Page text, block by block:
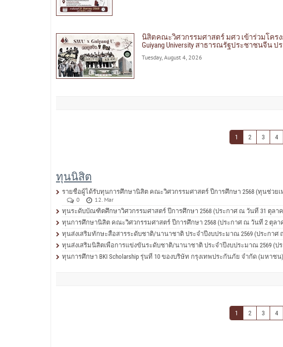
นิสิตคณะวิศวกรรมศาสตร์ มศว เข้าร่วมโค
Guiyang University สาธารณรัฐประชาชนจีน ป
Tuesday, August 4, 2026
1 2 3 4
ทุนนิสิต
รายชื่อผู้ได้รับทุนการศึกษานิสิต คณะวิศวกรรมศาสตร์ ปีการศึกษา 2568 (ทุนช่วย
0
12. Mar
ทุนระดับบัณฑิตศึกษาวิศวกรรมศาสตร์ ปีการศึกษา 2568 (ประกาศ ณ วันที่ 31 ตุลาค
ทุนการศึกษานิสิต คณะวิศวกรรมศาสตร์ ปีการศึกษา 2568 (ประกาศ ณ วันที่ 2 ตุลา
ทุนส่งเสริมทักษะสื่อสารระดับชาติ/นานาชาติ ประจำปีงบประมาณ 2569 (ประกาศ
ทุนส่งเสริมนิสิตเพื่อการแข่งขันระดับชาติ/นานาชาติ ประจำปีงบประมาณ 2569 (ป
ทุนการศึกษา BKI Scholarship รุ่นที่ 10 ของบริษัท กรุงเทพประกันภัย จำกัด (มหาชน)
1 2 3 4